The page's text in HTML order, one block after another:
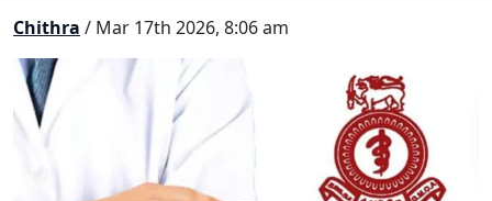
Chithra / Mar 17th 2026, 8:06 am